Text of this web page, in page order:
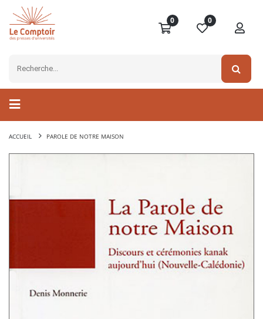
0 0
ACCUEIL PAROLE DE NOTRE MAISON